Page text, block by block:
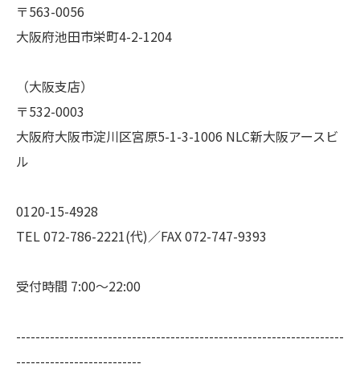
〒563-0056
大阪府池田市栄町4-2-1204
（大阪支店）
〒532-0003
大阪府大阪市淀川区宮原5-1-3-1006 NLC新大阪アースビ
ル
0120-15-4928
TEL 072-786-2221(代)／FAX 072-747-9393
受付時間 7:00～22:00
--------------------------------------------------------------------
--------------------------